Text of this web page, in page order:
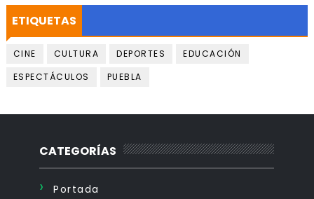
ETIQUETAS
CINE CULTURA DEPORTES
EDUCACIÓN
ESPECTÁCULOS
PUEBLA
CATEGORÍAS
Portada